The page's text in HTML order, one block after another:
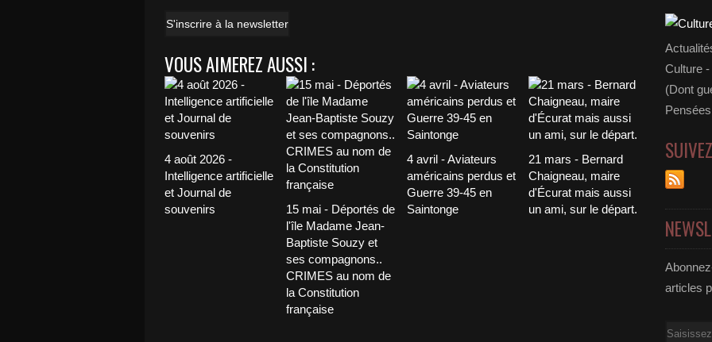
S'inscrire à la newsletter
VOUS AIMEREZ AUSSI :
4 août 2026 -
Intelligence artificielle
et Journal de
souvenirs
15 mai - Déportés de
l'île Madame Jean-
Baptiste Souzy et
ses compagnons..
CRIMES au nom de
la Constitution
française
4 avril - Aviateurs
américains perdus et
Guerre 39-45 en
Saintonge
21 mars - Bernard
Chaigneau, maire
d'Écurat mais aussi
un ami, sur le départ.
Culture
(Dont
articles
Email